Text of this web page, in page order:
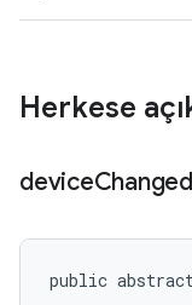
Herkese
deviceChanged
public